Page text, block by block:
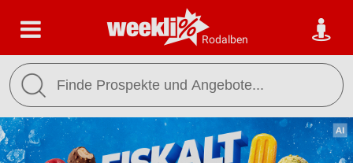
Rodalben